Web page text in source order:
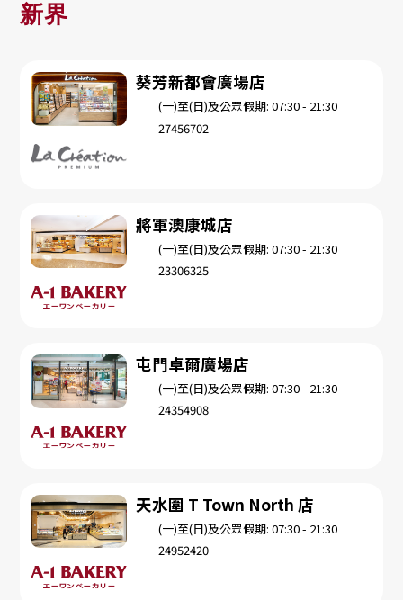
新界
葵芳新都會廣場店
(一)至(日)及公眾假期: 07:30 - 21:30
27456702
將軍澳康城店
(一)至(日)及公眾假期: 07:30 - 21:30
23306325
屯門卓爾廣場店
(一)至(日)及公眾假期: 07:30 - 21:30
24354908
天水圍 T Town North 店
(一)至(日)及公眾假期: 07:30 - 21:30
24952420